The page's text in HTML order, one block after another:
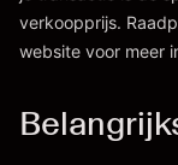
verkoopprijs.
website voor meer